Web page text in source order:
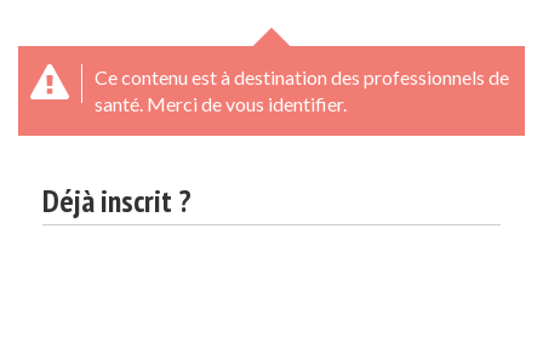
Ce contenu est à destination des professionnels de
santé. Merci de vous identifier.
Déjà inscrit ?